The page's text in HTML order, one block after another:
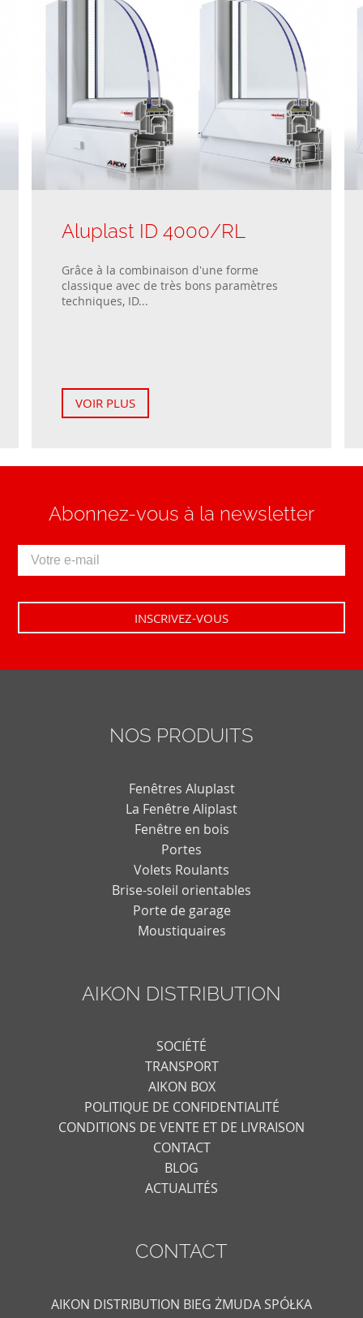
Aluplast ID 4000/RL
Grâce à la combinaison d'une forme
classique avec de très bons paramètres
techniques, ID...
VOIR PLUS
Abonnez-vous à la newsletter
NOS PRODUITS
Fenêtres Aluplast
La Fenêtre Aliplast
Fenêtre en bois
Portes
Volets Roulants
Brise-soleil orientables
Porte de garage
Moustiquaires
AIKON DISTRIBUTION
SOCIÉTÉ
TRANSPORT
AIKON BOX
POLITIQUE DE CONFIDENTIALITÉ
CONDITIONS DE VENTE ET DE LIVRAISON
CONTACT
BLOG
ACTUALITÉS
CONTACT
AIKON DISTRIBUTION BIEG ŻMUDA SPÓŁKA